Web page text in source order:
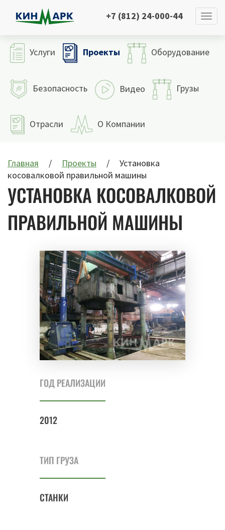
+7 (812) 24-000-44
Услуги Проекты Оборудование
Безопасность Видео Грузы
Отрасли О Компании
Главная Проекты
Установка
косовалковой правильной машины
УСТАНОВКА КОСОВАЛКОВОЙ
ПРАВИЛЬНОЙ МАШИНЫ
ГОД РЕАЛИЗАЦИИ
2012
ТИП ГРУЗА
СТАНКИ